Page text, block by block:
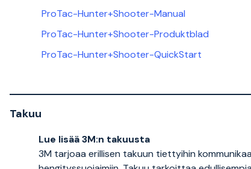
ProTac-Hunter+Shooter-Manual
ProTac-Hunter+Shooter-Produktblad
ProTac-Hunter+Shooter-QuickStart
Takuu
Lue lisää 3M:n takuusta
3M tarjoaa erillisen takuun tiettyihin